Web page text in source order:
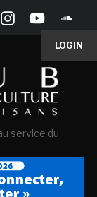
LOGIN
service du